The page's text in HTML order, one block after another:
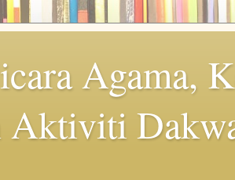
Agama,
Aktiviti